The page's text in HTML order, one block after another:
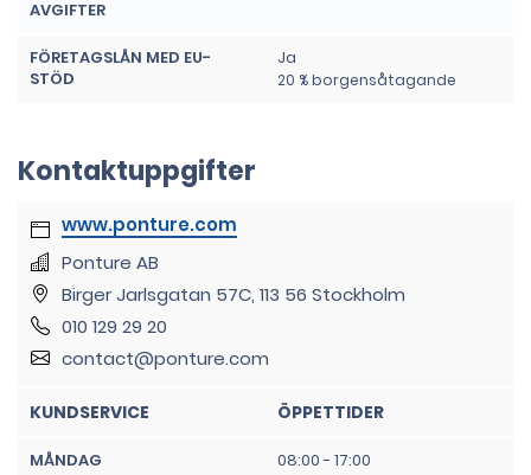
AVGIFTER
FÖRETAGSLÅN MED EU-
STÖD
Ja
20 % borgensåtagande
Kontaktuppgifter
www.ponture.com
Ponture AB
Birger Jarlsgatan 57C, 113 56 Stockholm
010 129 29 20
contact@ponture.com
KUNDSERVICE ÖPPETTIDER
MÅNDAG 08:00 - 17:00